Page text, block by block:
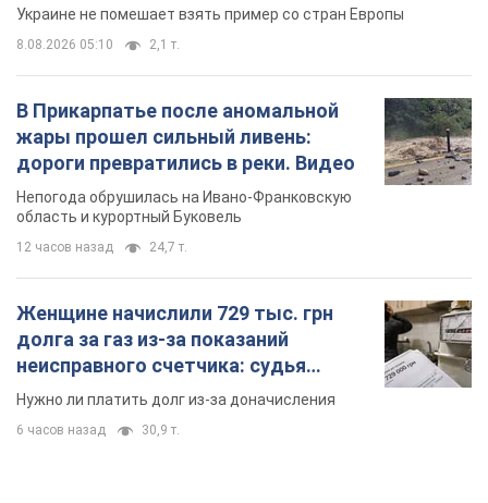
Украине не помешает взять пример со стран Европы
8.08.2026 05:10 2,1 т.
В Прикарпатье после аномальной
жары прошел сильный ливень:
дороги превратились в реки. Видео
Непогода обрушилась на Ивано-Франковскую
область и курортный Буковель
12 часов назад 24,7 т.
Женщине начислили 729 тыс. грн
долга за газ из-за показаний
неисправного счетчика: судья
вынес неожиданное решение
Нужно ли платить долг из-за доначисления
6 часов назад 30,9 т.